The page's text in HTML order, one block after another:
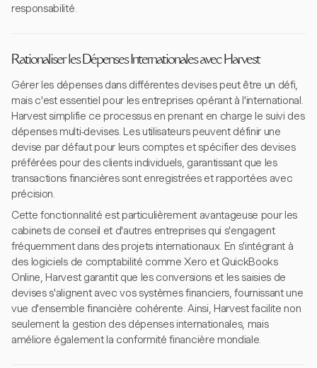
responsabilité.
Rationaliser les Dépenses Internationales avec Harvest
Gérer les dépenses dans différentes devises peut être un défi,
mais c'est essentiel pour les entreprises opérant à l'international.
Harvest simplifie ce processus en prenant en charge le suivi des
dépenses multi-devises. Les utilisateurs peuvent définir une
devise par défaut pour leurs comptes et spécifier des devises
préférées pour des clients individuels, garantissant que les
transactions financières sont enregistrées et rapportées avec
précision.
Cette fonctionnalité est particulièrement avantageuse pour les
cabinets de conseil et d'autres entreprises qui s'engagent
fréquemment dans des projets internationaux. En s'intégrant à
des logiciels de comptabilité comme Xero et QuickBooks
Online, Harvest garantit que les conversions et les saisies de
devises s'alignent avec vos systèmes financiers, fournissant une
vue d'ensemble financière cohérente. Ainsi, Harvest facilite non
seulement la gestion des dépenses internationales, mais
améliore également la conformité financière mondiale.